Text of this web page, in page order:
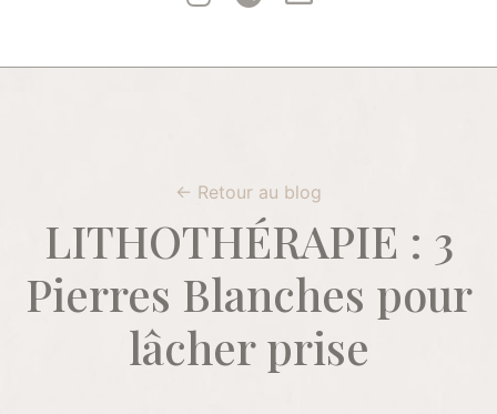
← Retour au blog
LITHOTHÉRAPIE : 3
Pierres Blanches pour
lâcher prise